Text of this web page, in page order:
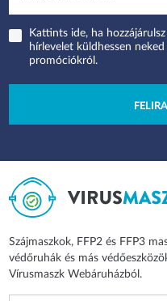
Kattints ide, ha
hírlevelet küldhessen
promóciókról.
Szájmaszkok, FFP2 és FFP3
védőruhák és más
Vírusmaszk Webáruházból.